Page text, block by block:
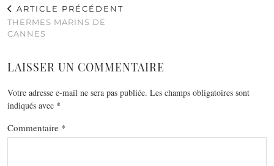
ARTICLE PRÉCÉDENT
THERMES MARINS DE
CANNES
LAISSER UN COMMENTAIRE
Votre adresse e-mail ne sera pas publiée. Les champs obligatoires sont
indiqués avec *
Commentaire *